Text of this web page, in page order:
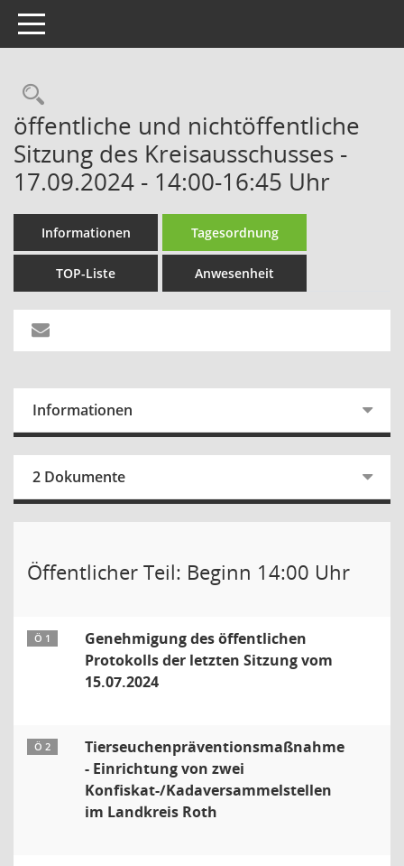
Toggle navigation
Rechercheauswahl
öffentliche und nichtöffentliche
Sitzung des Kreisausschusses -
17.09.2024 - 14:00-16:45 Uhr
Informationen Tagesordnung
TOP-Liste Anwesenheit
Informationen
2 Dokumente
Öffentlicher Teil: Beginn 14:00 Uhr
Ö 1
Genehmigung des öffentlichen
Protokolls der letzten Sitzung vom
15.07.2024
Ö 2
Tierseuchenpräventionsmaßnahme
- Einrichtung von zwei
Konfiskat-/Kadaversammelstellen
im Landkreis Roth